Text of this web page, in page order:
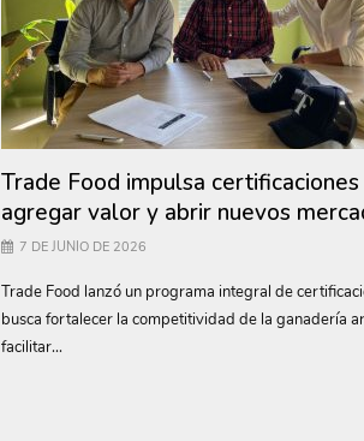
Trade Food impulsa certificaciones
agregar valor y abrir nuevos
7 DE JUNIO DE 2026
Trade Food lanzó un programa integral de
busca fortalecer la competitividad de la ganadería
facilitar...